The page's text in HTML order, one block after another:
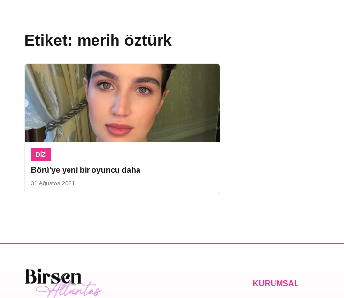
Etiket: merih öztürk
DIZI
Börü’ye yeni bir oyuncu daha
31 Ağustos 2021
KURUMSAL